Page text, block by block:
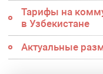
Тарифы на
в Узбекистане
Актуальные